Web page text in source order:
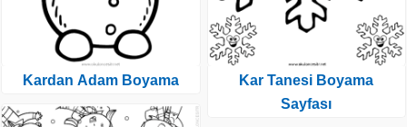
Kardan Adam Boyama
Kar Tanesi Boyama
Sayfası